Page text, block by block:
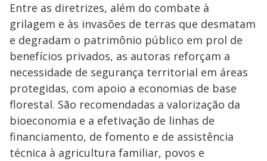
Entre as diretrizes, além do combate à
grilagem e às invasões de terras que desmatam
e degradam o patrimônio público em prol de
benefícios privados, as autoras reforçam a
necessidade de segurança territorial em áreas
protegidas, com apoio a economias de base
florestal. São recomendadas a valorização da
bioeconomia e a efetivação de linhas de
financiamento, de fomento e de assistência
técnica à agricultura familiar, povos e